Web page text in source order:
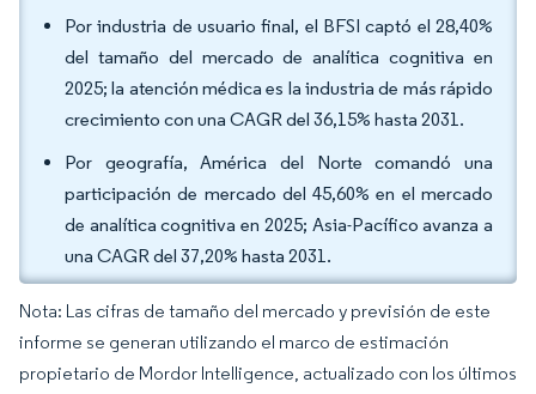
Por industria de usuario final, el BFSI captó el 28,40%
del tamaño del mercado de analítica cognitiva en
2025; la atención médica es la industria de más rápido
crecimiento con una CAGR del 36,15% hasta 2031.
Por geografía, América del Norte comandó una
participación de mercado del 45,60% en el mercado
de analítica cognitiva en 2025; Asia-Pacífico avanza a
una CAGR del 37,20% hasta 2031.
Nota: Las cifras de tamaño del mercado y previsión de este
informe se generan utilizando el marco de estimación
propietario de Mordor Intelligence, actualizado con los últimos